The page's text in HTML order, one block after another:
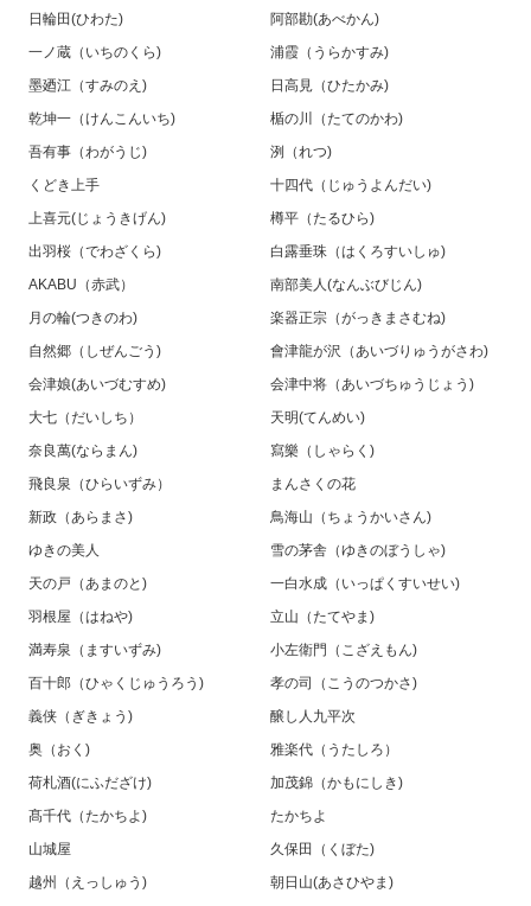
日輪田(ひわた)
阿部勘(あべかん)
一ノ蔵（いちのくら)
浦霞（うらかすみ)
墨廼江（すみのえ)
日高見（ひたかみ)
乾坤一（けんこんいち)
楯の川（たてのかわ)
吾有事（わがうじ)
洌（れつ)
くどき上手
十四代（じゅうよんだい)
上喜元(じょうきげん)
樽平（たるひら)
出羽桜（でわざくら)
白露垂珠（はくろすいしゅ)
AKABU（赤武）
南部美人(なんぶびじん)
月の輪(つきのわ)
楽器正宗（がっきまさむね)
自然郷（しぜんごう)
會津龍が沢（あいづりゅうがさわ)
会津娘(あいづむすめ)
会津中将（あいづちゅうじょう)
大七（だいしち）
天明(てんめい)
奈良萬(ならまん)
寫樂（しゃらく)
飛良泉（ひらいずみ）
まんさくの花
新政（あらまさ)
鳥海山（ちょうかいさん)
ゆきの美人
雪の茅舎（ゆきのぼうしゃ)
天の戸（あまのと)
一白水成（いっぱくすいせい)
羽根屋（はねや)
立山（たてやま)
満寿泉（ますいずみ)
小左衛門（こざえもん)
百十郎（ひゃくじゅうろう)
孝の司（こうのつかさ)
義侠（ぎきょう)
醸し人九平次
奥（おく)
雅楽代（うたしろ）
荷札酒(にふだざけ)
加茂錦（かもにしき)
髙千代（たかちよ)
たかちよ
山城屋
久保田（くぼた)
越州（えっしゅう)
朝日山(あさひやま)